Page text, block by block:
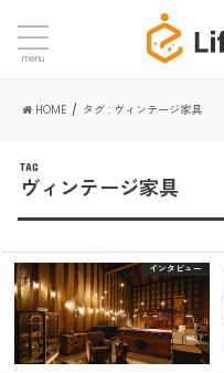
menu
HOME タグ : ヴィンテージ家具
TAG
ヴィンテージ家具
インタビュー